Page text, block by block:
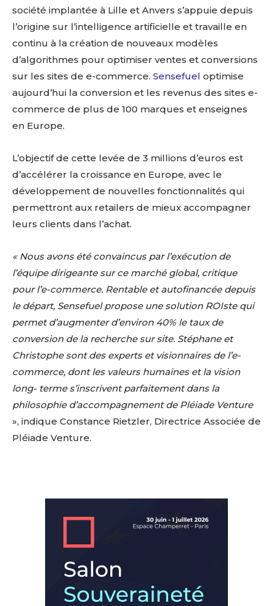
société implantée à Lille et Anvers s’appuie depuis
l’origine sur l’intelligence artificielle et travaille en
continu à la création de nouveaux modèles
d’algorithmes pour optimiser ventes et conversions
sur les sites de e-commerce. Sensefuel optimise
aujourd’hui la conversion et les revenus des sites e-
commerce de plus de 100 marques et enseignes
en Europe.
L’objectif de cette levée de 3 millions d’euros est
d’accélérer la croissance en Europe, avec le
développement de nouvelles fonctionnalités qui
permettront aux retailers de mieux accompagner
leurs clients dans l’achat.
« Nous avons été convaincus par l’exécution de
l’équipe dirigeante sur ce marché global, critique
pour l’e-commerce. Rentable et autofinancée depuis
le départ, Sensefuel propose une solution ROIste qui
permet d’augmenter d’environ 40% le taux de
conversion de la recherche sur site. Stéphane et
Christophe sont des experts et visionnaires de l’e-
commerce, dont les valeurs humaines et la vision
long- terme s’inscrivent parfaitement dans la
philosophie d’accompagnement de Pléiade Venture
», indique Constance Rietzler, Directrice Associée de
Pléiade Venture.